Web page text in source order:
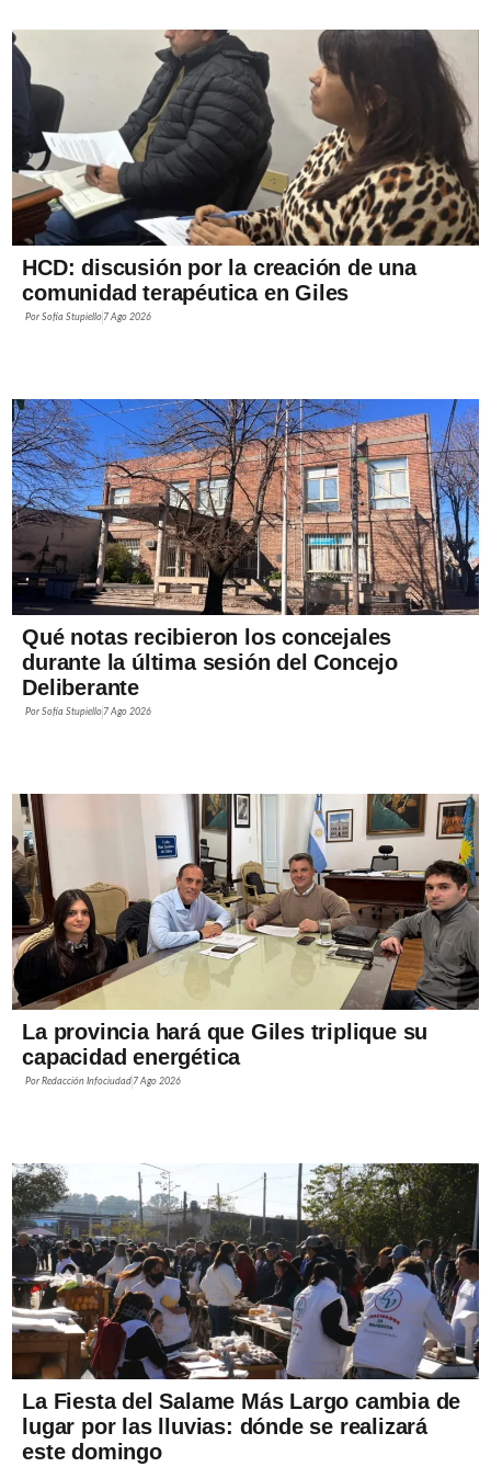
HCD: discusión por la creación de una
comunidad terapéutica en Giles
PorSofía Stupiello 7 Ago 2026
Qué notas recibieron los concejales
durante la última sesión del Concejo
Deliberante
PorSofía Stupiello 7 Ago 2026
La provincia hará que Giles triplique su
capacidad energética
PorRedacción Infociudad 7 Ago 2026
La Fiesta del Salame Más Largo cambia de
lugar por las lluvias: dónde se realizará
este domingo